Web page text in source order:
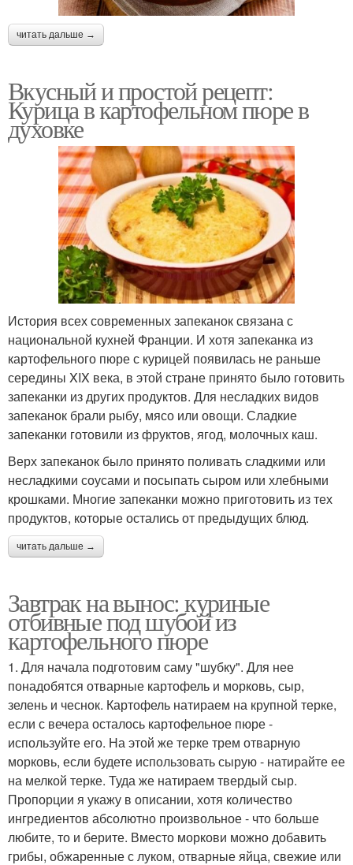
читать дальше →
Вкусный и простой рецепт:
Курица в картофельном пюре в
духовке
История всех современных запеканок связана с
национальной кухней Франции. И хотя запеканка из
картофельного пюре с курицей появилась не раньше
середины XIX века, в этой стране принято было готовить
запеканки из других продуктов. Для несладких видов
запеканок брали рыбу, мясо или овощи. Сладкие
запеканки готовили из фруктов, ягод, молочных каш.
Верх запеканок было принято поливать сладкими или
несладкими соусами и посыпать сыром или хлебными
крошками. Многие запеканки можно приготовить из тех
продуктов, которые остались от предыдущих блюд.
читать дальше →
Завтрак на вынос: куриные
отбивные под шубой из
картофельного пюре
1. Для начала подготовим саму "шубку". Для нее
понадобятся отварные картофель и морковь, сыр,
зелень и чеснок. Картофель натираем на крупной терке,
если с вечера осталось картофельное пюре -
используйте его. На этой же терке трем отварную
морковь, если будете использовать сырую - натирайте ее
на мелкой терке. Туда же натираем твердый сыр.
Пропорции я укажу в описании, хотя количество
ингредиентов абсолютно произвольное - что больше
любите, то и берите. Вместо моркови можно добавить
грибы, обжаренные с луком, отварные яйца, свежие или